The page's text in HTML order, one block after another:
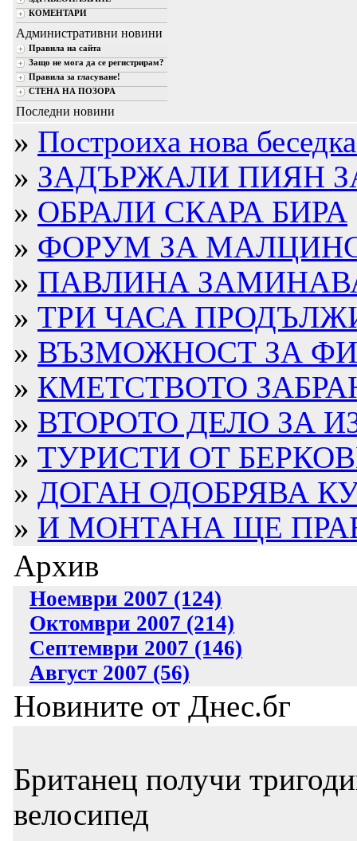
КОМЕНТАРИ
Административни новини
Правила на сайта
Защо не мога да се регистрирам?
Правила за гласуване!
СТЕНА НА ПОЗОРА
Последни новини
» Построиха нова
» ЗАДЪРЖАЛИ ПИЯН
» ОБРАЛИ СКАРА БИРА
» ФОРУМ ЗА
» ПАВЛИНА
» ТРИ ЧАСА
» ВЪЗМОЖНОСТ ЗА
» КМЕТСТВОТО
» ВТОРОТО ДЕЛО ЗА
» ТУРИСТИ ОТ
» ДОГАН ОДОБРЯВА
» И МОНТАНА ЩЕ
Архив
Ноември 2007 (124)
Октомври 2007 (214)
Септември 2007 (146)
Август 2007 (56)
Новините от Днес.бг
Британец получи
велосипед